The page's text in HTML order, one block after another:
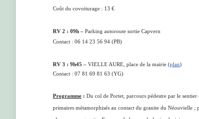
Coût du covoiturage : 13 €
RV 2 : 09h – Parking autoroute sortie Capvern
Contact : 06 14 23 56 94 (PB)
RV 3 : 9h45 – VIELLE AURE, place de la mairie (plan)
Contact : 07 81 69 81 63 (YG)
Programme : Du col de Portet, parcours pédestre par le
primaires métamorphisés au contact du granite du Néouvielle ;